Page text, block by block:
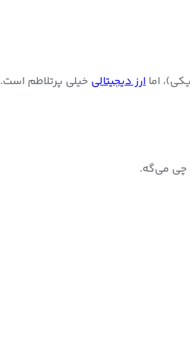
اما ارز دیجیتالی خیلی پرتلاطم است.